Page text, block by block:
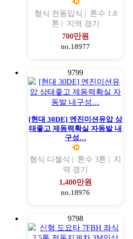
형식 전동입식 | 톤수 1.8
톤 | 지역 경기
700만원
no.18977
9799
[현대 30DE] 엔진미션유압 상
태좋고 제동력확실 자동발 내
구성…
형식 디젤식 | 톤수 3톤 | 지
역 경기
1,400만원
no.18976
9798